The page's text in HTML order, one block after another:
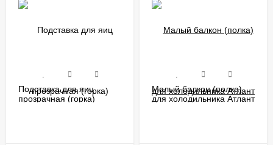
Подставка для яиц
прозрачная (горка)
Малый балкон (полка)
для холодильника Атлант